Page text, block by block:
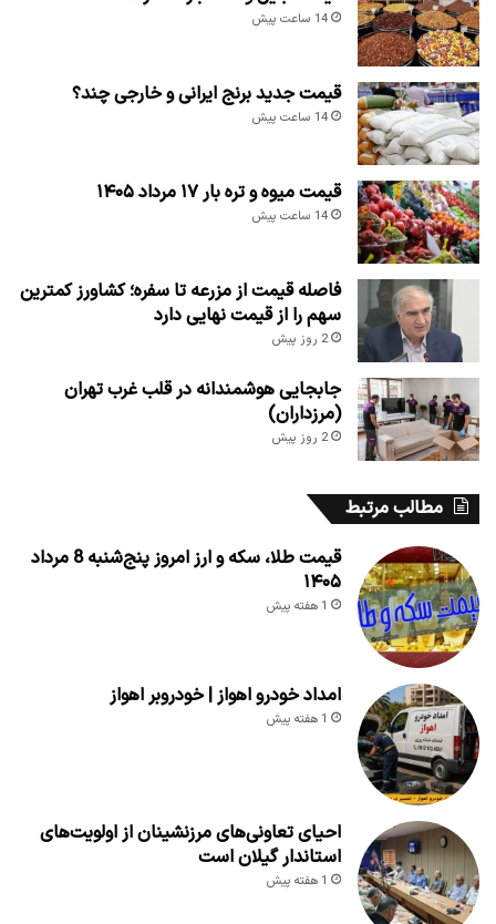
14 ساعت پیش
قیمت جدید برنج ایرانی و خارجی چند؟
14 ساعت پیش
قیمت میوه و تره بار ۱۷ مرداد ۱۴۰۵
14 ساعت پیش
فاصله قیمت از مزرعه تا سفره؛ کشاورز کمترین
سهم را از قیمت نهایی دارد
2 روز پیش
جابجایی هوشمندانه در قلب غرب تهران
(مرزداران)
2 روز پیش
مطالب مرتبط
قیمت طلا، سکه و ارز امروز پنج‌شنبه 8 مرداد
۱۴۰۵
1 هفته پیش
امداد خودرو اهواز | خودروبر اهواز
1 هفته پیش
احیای تعاونی‌های مرزنشینان از اولویت‌های
استاندار گیلان است
1 هفته پیش